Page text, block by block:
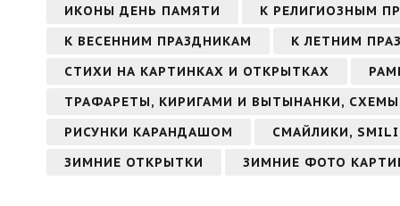
ИКОНЫ ДЕНЬ ПАМЯТИ
К РЕЛИГИОЗНЫМ
К ВЕСЕННИМ ПРАЗДНИКАМ
К ЛЕТНИМ
СТИХИ НА КАРТИНКАХ И ОТКРЫТКАХ
ТРАФАРЕТЫ, КИРИГАМИ И ВЫТЫНАНКИ,
РИСУНКИ КАРАНДАШОМ
СМАЙЛИКИ,
ЗИМНИЕ ОТКРЫТКИ
ЗИМНИЕ ФОТО